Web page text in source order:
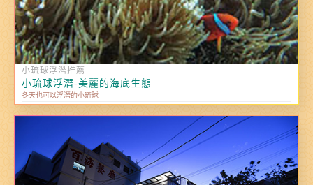
小琉球浮潛推薦
小琉球浮潛-美麗的海底生態
冬天也可以浮潛的小琉球